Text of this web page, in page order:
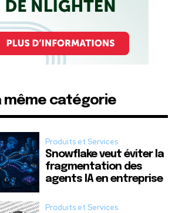
même catégorie
Produits et Services
Snowflake veut éviter la
fragmentation des
agents IA en entreprise
Produits et Services